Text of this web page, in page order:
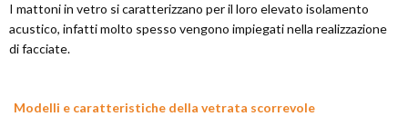
I mattoni in vetro si caratterizzano per il loro elevato isolamento
acustico, infatti molto spesso vengono impiegati nella realizzazione
di facciate.
Modelli e caratteristiche della vetrata scorrevole